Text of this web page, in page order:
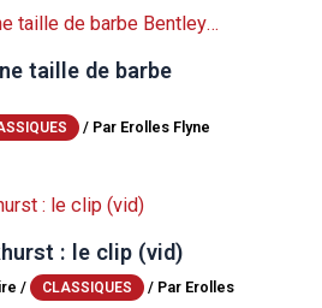
taille de barbe
/ Par Erolles Flyne
: le clip (vid)
/ CLASSIQUES / Par Erolles